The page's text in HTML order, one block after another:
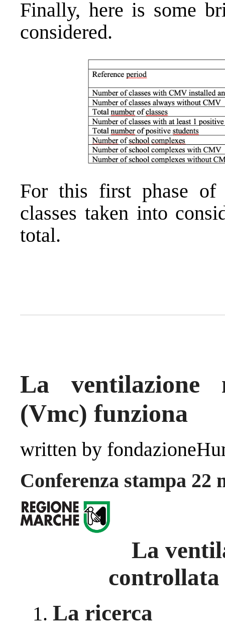
Finally, here is some
considered.
For this first phase of
classes taken into
total.
La ventilazione
(Vmc) funziona
written by
Conferenza stampa 22
La
La ricerca